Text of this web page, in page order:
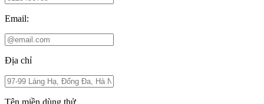
Email:
Địa chỉ
Tên miền dùng thử